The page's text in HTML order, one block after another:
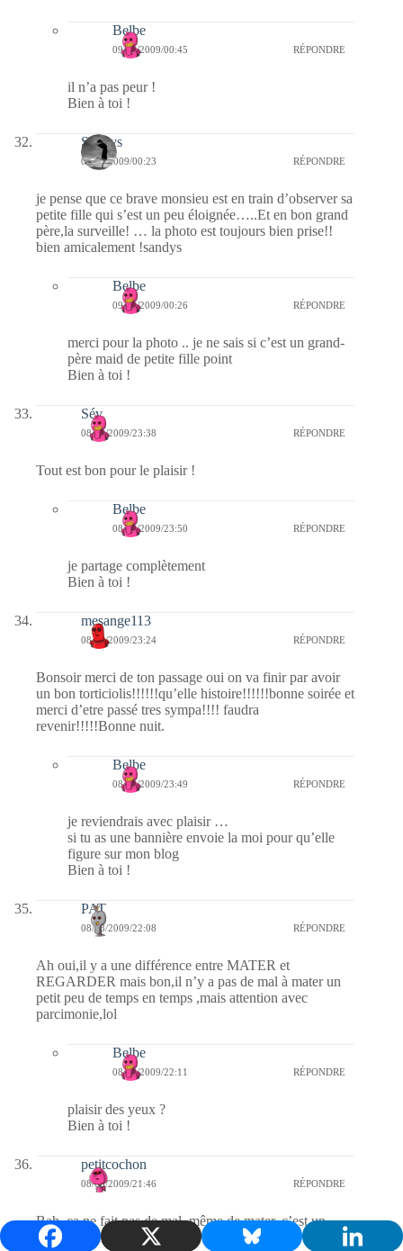
Belbe
09/08/2009/00:45 RÉPONDRE
il n’a pas peur !
Bien à toi !
Sandys
09/08/2009/00:23 RÉPONDRE
je pense que ce brave monsieu est en train d’observer sa
petite fille qui s’est un peu éloignée…..Et en bon grand
père,la surveille! … la photo est toujours bien prise!!
bien amicalement !sandys
Belbe
09/08/2009/00:26 RÉPONDRE
merci pour la photo .. je ne sais si c’est un grand-
père maid de petite fille point
Bien à toi !
Sév
08/08/2009/23:38 RÉPONDRE
Tout est bon pour le plaisir !
Belbe
08/08/2009/23:50 RÉPONDRE
je partage complètement
Bien à toi !
mesange113
08/08/2009/23:24 RÉPONDRE
Bonsoir merci de ton passage oui on va finir par avoir
un bon torticiolis!!!!!!qu’elle histoire!!!!!!bonne soirée et
merci d’etre passé tres sympa!!!! faudra
revenir!!!!!Bonne nuit.
Belbe
08/08/2009/23:49 RÉPONDRE
je reviendrais avec plaisir …
si tu as une bannière envoie la moi pour qu’elle
figure sur mon blog
Bien à toi !
PAT
08/08/2009/22:08 RÉPONDRE
Ah oui,il y a une différence entre MATER et
REGARDER mais bon,il n’y a pas de mal à mater un
petit peu de temps en temps ,mais attention avec
parcimonie,lol
Belbe
08/08/2009/22:11 RÉPONDRE
plaisir des yeux ?
Bien à toi !
petitcochon
08/08/2009/21:46 RÉPONDRE
Bah, ça ne fait pas de mal, même de mater, c’est un
jardin public après tout